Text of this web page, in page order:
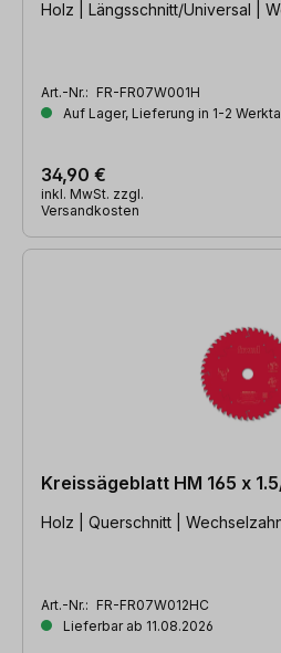
Holz | Längsschnitt/Universal |
Art.-Nr.: FR-FR07W001H
Auf Lager, Lieferung in 1-2
34,90 €
inkl. MwSt. zzgl.
Versandkosten
Kreissägeblatt HM 165 x
Holz | Querschnitt |
Art.-Nr.: FR-FR07W012HC
Lieferbar ab 11.08.2026